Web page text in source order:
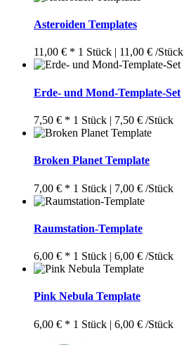
Asteroiden Templates
11,00 € * 1 Stück | 11,00 € /Stück
Erde- und Mond-Template-Set
7,50 € * 1 Stück | 7,50 € /Stück
Broken Planet Template
7,00 € * 1 Stück | 7,00 € /Stück
Raumstation-Template
6,00 € * 1 Stück | 6,00 € /Stück
Pink Nebula Template
6,00 € * 1 Stück | 6,00 € /Stück